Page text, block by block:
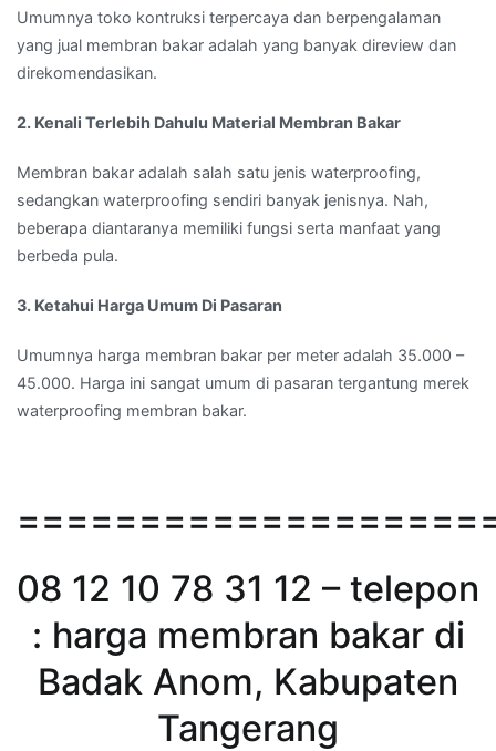
Umumnya toko kontruksi terpercaya dan berpengalaman
yang jual membran bakar adalah yang banyak direview dan
direkomendasikan.
2. Kenali Terlebih Dahulu Material Membran Bakar
Membran bakar adalah salah satu jenis waterproofing,
sedangkan waterproofing sendiri banyak jenisnya. Nah,
beberapa diantaranya memiliki fungsi serta manfaat yang
berbeda pula.
3. Ketahui Harga Umum Di Pasaran
Umumnya harga membran bakar per meter adalah 35.000 –
45.000. Harga ini sangat umum di pasaran tergantung merek
waterproofing membran bakar.
08 12 10 78 31 12 – telepon
: harga membran bakar di
Badak Anom, Kabupaten
Tangerang